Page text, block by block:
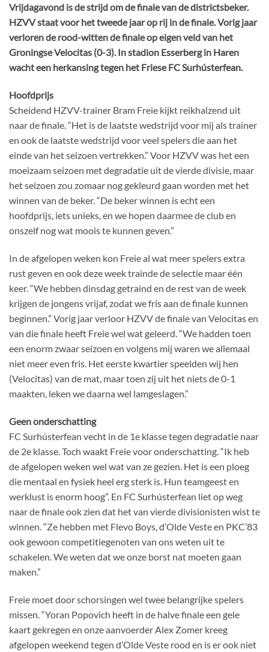
Vrijdagavond is de strijd om de finale van de districtsbeker.
HZVV staat voor het tweede jaar op rij in de finale. Vorig jaar
verloren de rood-witten de finale op eigen veld van het
Groningse Velocitas (0-3). In stadion Esserberg in Haren
wacht een herkansing tegen het Friese FC Surhústerfean.
Hoofdprijs
Scheidend HZVV-trainer Bram Freie kijkt reikhalzend uit
naar de finale. “Het is de laatste wedstrijd voor mij als trainer
en ook de laatste wedstrijd voor veel spelers die aan het
einde van het seizoen vertrekken.” Voor HZVV was het een
moeizaam seizoen met degradatie uit de vierde divisie, maar
het seizoen zou zomaar nog gekleurd gaan worden met het
winnen van de beker. “De beker winnen is echt een
hoofdprijs, iets unieks, en we hopen daarmee de club en
onszelf nog wat moois te kunnen geven.”
In de afgelopen weken kon Freie al wat meer spelers extra
rust geven en ook deze week trainde de selectie maar één
keer. “We hebben dinsdag getraind en de rest van de week
krijgen de jongens vrijaf, zodat we fris aan de finale kunnen
beginnen.” Vorig jaar verloor HZVV de finale van Velocitas en
van die finale heeft Freie wel wat geleerd. “We hadden toen
een enorm zwaar seizoen en volgens mij waren we allemaal
niet meer even fris. Het eerste kwartier speelden wij hen
(Velocitas) van de mat, maar toen zij uit het niets de 0-1
maakten, leken we daarna wel lamgeslagen.”
Geen onderschatting
FC Surhústerfean vecht in de 1e klasse tegen degradatie naar
de 2e klasse. Toch waakt Freie voor onderschatting. “Ik heb
de afgelopen weken wel wat van ze gezien. Het is een ploeg
die mentaal en fysiek heel erg sterk is. Hun teamgeest en
werklust is enorm hoog”. En FC Surhústerfean liet op weg
naar de finale ook zien dat het van vierde divisionisten wist te
winnen. “Ze hebben met Flevo Boys, d’Olde Veste en PKC’83
ook gewoon competitiegenoten van ons weten uit te
schakelen. We weten dat we onze borst nat moeten gaan
maken.”
Freie moet door schorsingen wel twee belangrijke spelers
missen. “Yoran Popovich heeft in de halve finale een gele
kaart gekregen en onze aanvoerder Alex Zomer kreeg
afgelopen weekend tegen d’Olde Veste rood en is er ook niet